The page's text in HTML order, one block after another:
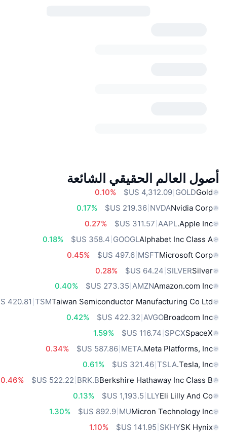
أصول العالم الحقيقي الشائعة
Gold
GOLD
‏‏4,312.09 US$
0.10%
Nvidia Corp
NVDA
‏219.36 US$
0.17%
Apple Inc.
AAPL
0.27%
Alphabet Inc Class A
GOOGL
0.18%
Microsoft Corp
MSFT
‏497.6 US$
0.45%
Silver
SILVER
0.28%
Amazon.com Inc
AMZN
0.40%
Taiwan Semiconductor Manufacturing Co Ltd
TSM
Broadcom Inc
AVGO
0.42%
SpaceX
SPCX
1.59%
Meta Platforms, Inc.
META
‏587.86 US$
0.34%
Tesla, Inc.
TSLA
‏321.46 US$
0.61%
Berkshire Hathaway Inc Class B
BRK.B
0.46%
Eli Lilly And Co
LLY
0.13%
Micron Technology Inc
MU
‏892.9 US$
1.30%
SK Hynix
SKHY
1.10%